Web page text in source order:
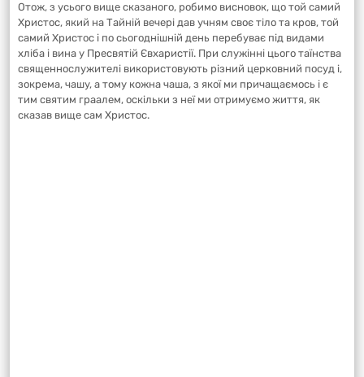
Отож, з усього вище сказаного, робимо висновок, що той самий
Христос, який на Тайній вечері дав учням своє тіло та кров, той
самий Христос і по сьогоднішній день перебуває під видами
хліба і вина у Пресвятій Євхаристії. При служінні цього таїнства
священнослужителі використовують різний церковний посуд і,
зокрема, чашу, а тому кожна чаша, з якої ми причащаємось і є
тим святим граалем, оскільки з неї ми отримуємо життя, як
сказав вище сам Христос.